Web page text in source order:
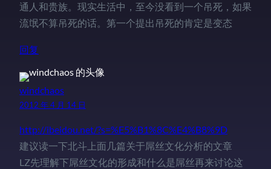
通人和贵族。现实生活中，至今没看到一个吊死，如果
流氓不算吊死的话。第一个提出吊死的肯定是变态
回复
windchaos
2012 年 4 月 14 日
http://ibeidou.net/?s=%E5%B1%8C%E4%B8%9D
建议读一下北斗上面几篇关于屌丝文化分析的文章
LZ先理解下屌丝文化的形成和什么是屌丝再来讨论这